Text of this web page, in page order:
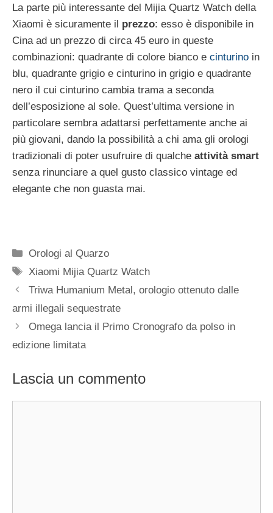
La parte più interessante del Mijia Quartz Watch della
Xiaomi è sicuramente il prezzo: esso è disponibile in
Cina ad un prezzo di circa 45 euro in queste
combinazioni: quadrante di colore bianco e cinturino in
blu, quadrante grigio e cinturino in grigio e quadrante
nero il cui cinturino cambia trama a seconda
dell’esposizione al sole. Quest’ultima versione in
particolare sembra adattarsi perfettamente anche ai
più giovani, dando la possibilità a chi ama gli orologi
tradizionali di poter usufruire di qualche attività smart
senza rinunciare a quel gusto classico vintage ed
elegante che non guasta mai.
Categorie
Orologi al Quarzo
Tag
Xiaomi Mijia Quartz Watch
Navigazione
articolo
Triwa Humanium Metal, orologio ottenuto dalle
armi illegali sequestrate
Omega lancia il Primo Cronografo da polso in
edizione limitata
Lascia un commento